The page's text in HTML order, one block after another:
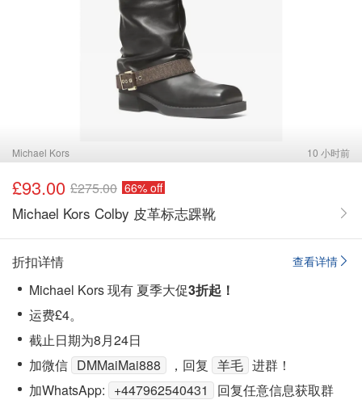
Michael Kors 10 小时前
£93.00 £275.00 66% off
Michael Kors Colby 皮革标志踝靴
查看详情
折扣详情
Michael Kors 现有 夏季大促3折起！
运费£4。
截止日期为8月24日
加微信 DMMaiMai888 ，回复 羊毛 进群！
加WhatsApp: +447962540431
回复任意信息获取群